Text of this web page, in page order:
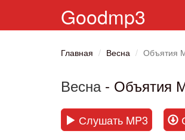
Goodmp3
Главная Весна Объятия
Весна- Объятия
Слушать MP3